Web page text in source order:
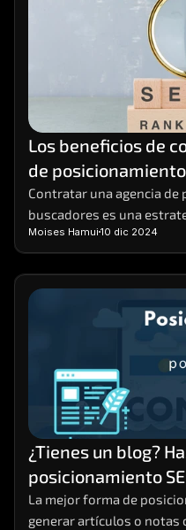
Los beneficios de
de
Contratar una agencia
buscadores es una
visibilidad de tu negocio
ofrecen el conocimiento
para implementar
Moises Hamui 10 dic 2024
¿Tienes un blog?
posicionamiento
La mejor forma de
generar artículos o notas